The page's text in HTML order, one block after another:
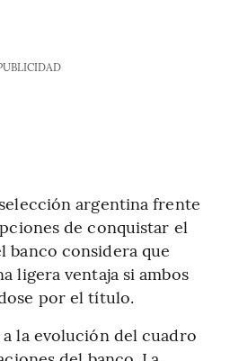
argentina frente
de conquistar el
banco considera que
ligera ventaja si ambos
por el título.
la evolución del cuadro